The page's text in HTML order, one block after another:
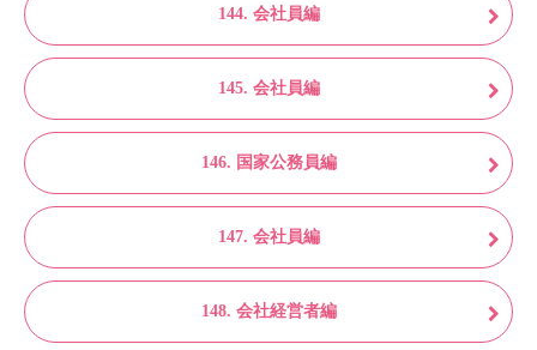
144. 会社員編
145. 会社員編
146. 国家公務員編
147. 会社員編
148. 会社経営者編